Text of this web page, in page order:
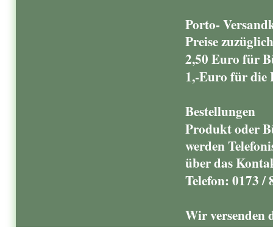
Porto-
Preise
2,50 Euro für
1,-Euro für die
Bestellungen
Produkt oder
werden
über das
Telefon: 0173 /
Wir versenden